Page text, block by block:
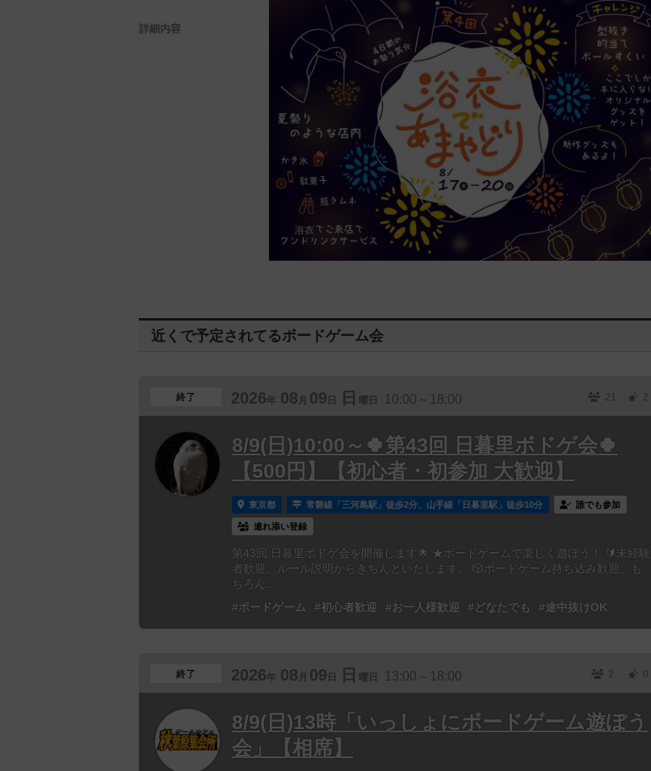
詳細内容
近くで予定されてるボードゲーム会
終了 2026年 08 月 09 日 曜日 10:00～18:00 21 2
8/9(日)10:00～🍀第43回 日暮里ボドゲ会🍀
【500円】【初心者・初参加 大歓迎】
東京都 常磐線「三河島駅」徒歩2分、山手線「日暮里駅」徒歩10分 誰でも参加
連れ添い登録
第43回 日暮里ボドゲ会を開催します🌟 ★ボードゲームで楽しく遊ぼう！ 🔰未経験
者歓迎。ルール説明からきちんといたします。 🎲ボードゲーム持ち込み歓迎。も
ちろん...
#ボードゲーム
#初心者歓迎 #お一人様歓迎 #どなたでも #途中抜けOK
終了 2026年 08 月 09 日 曜日 13:00～18:00 2 0
8/9(日)13時「いっしょにボードゲーム遊ぼう
会」【相席】